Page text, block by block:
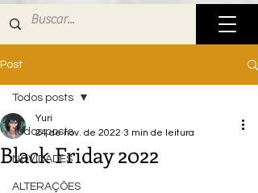
Post
Todos posts
NOVIDADES
ALTERAÇÕES
Todos posts
Black Friday 2022
Yuri
24 de nov. de 2022 3 min de leitura